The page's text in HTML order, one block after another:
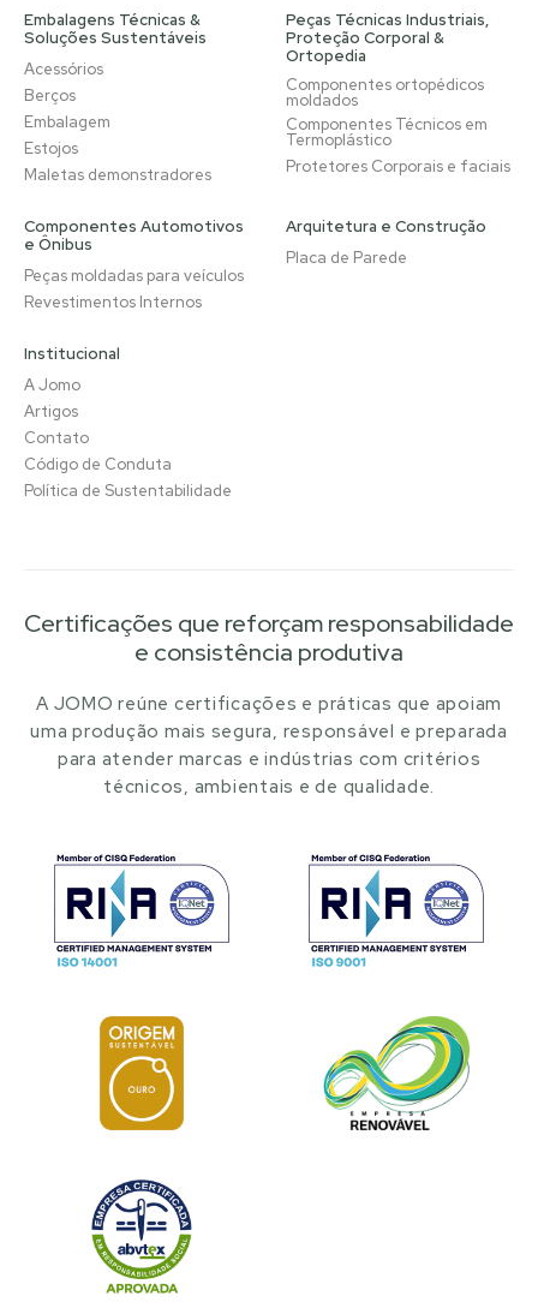
Embalagens Técnicas &
Soluções Sustentáveis
Acessórios
Berços
Embalagem
Estojos
Maletas demonstradores
Peças Técnicas Industriais,
Proteção Corporal &
Ortopedia
Componentes ortopédicos
moldados
Componentes Técnicos em
Termoplástico
Protetores Corporais e faciais
Componentes Automotivos
e Ônibus
Peças moldadas para veículos
Revestimentos Internos
Arquitetura e Construção
Placa de Parede
Institucional
A Jomo
Artigos
Contato
Código de Conduta
Política de Sustentabilidade
Certificações que reforçam responsabilidade
e consistência produtiva
A JOMO reúne certificações e práticas que apoiam
uma produção mais segura, responsável e preparada
para atender marcas e indústrias com critérios
técnicos, ambientais e de qualidade.